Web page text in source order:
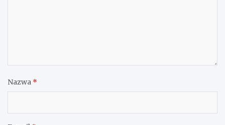
Nazwa *